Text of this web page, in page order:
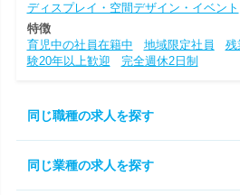
ディスプレイ・空間デザイン・イベント
特徴
育児中の社員在籍中
地域限定社員 残
験20年以上歓迎
完全週休2日制
同じ職種の求人を探す
同じ業種の求人を探す